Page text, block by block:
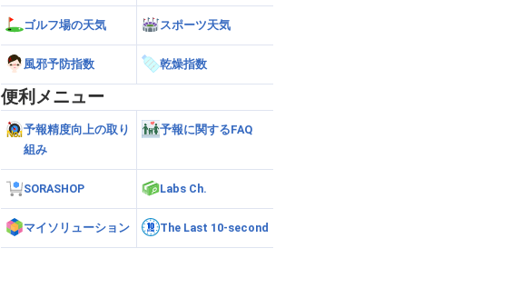
ゴルフ場の天気 スポーツ天気
風邪予防指数 乾燥指数
便利メニュー
予報精度向上の取り
組み
予報に関するFAQ
SORASHOP Labs Ch.
マイソリューション The Last 10-second